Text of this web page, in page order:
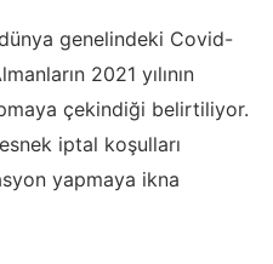
genelindeki Covid-
2021 yılının
çekindiği belirtiliyor.
iptal koşulları
yapmaya ikna